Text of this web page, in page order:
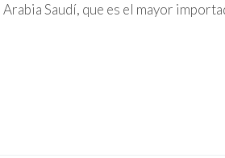
Saudí, que es el mayor